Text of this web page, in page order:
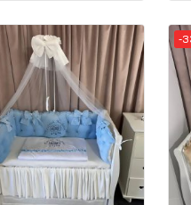
-